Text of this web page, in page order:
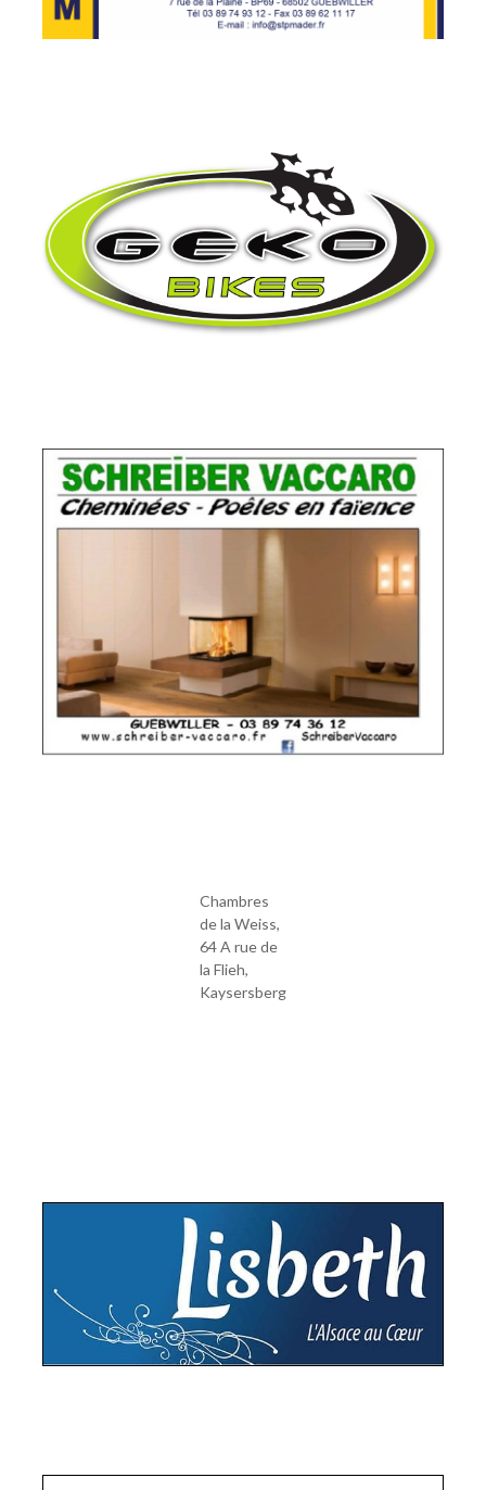
Chambres
de la Weiss,
64 A rue de
la Flieh,
Kaysersberg